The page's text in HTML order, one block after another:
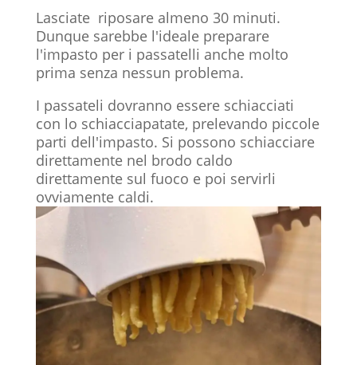
Lasciate riposare almeno 30 minuti.
Dunque sarebbe l'ideale preparare
l'impasto per i passatelli anche molto
prima senza nessun problema.
I passateli dovranno essere schiacciati
con lo schiacciapatate, prelevando piccole
parti dell'impasto. Si possono schiacciare
direttamente nel brodo caldo
direttamente sul fuoco e poi servirli
ovviamente caldi.